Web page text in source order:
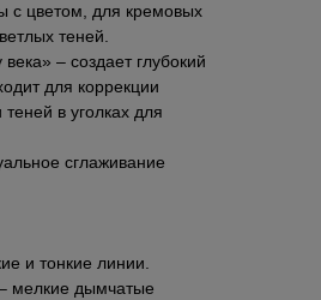
с цветом, для кремовых
теней.
– создает глубокий
для коррекции
в уголках для
сглаживание
и тонкие линии.
мелкие дымчатые